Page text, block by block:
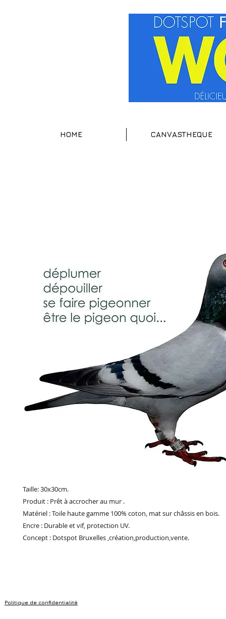
HOME CANVASTHEQUE
Taille: 30x30cm.
Produit : Prêt à accrocher au mur .
Matériel : Toile haute gamme 100% coton, mat sur châssis en bois.
Encre : Durable et vif, protection UV.
Concept : Dotspot Bruxelles ,création,production,vente.
Politique de confidentialité